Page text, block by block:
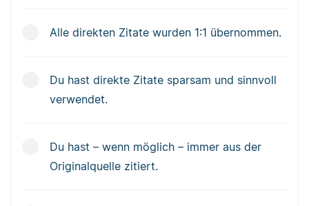
Alle direkten Zitate wurden 1:1 übernommen.
Du hast direkte Zitate sparsam und sinnvoll
verwendet.
Du hast – wenn möglich – immer aus der
Originalquelle zitiert.